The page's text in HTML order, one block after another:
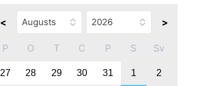
< >
P O T C P S Sv
27 28 29 30 31 1 2